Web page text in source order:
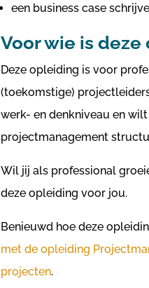
een business case
Voor wie is
Deze opleiding is voor
(toekomstige)
werk- en denkniveau en
projectmanagement
Wil jij als professional
deze opleiding voor jou.
Benieuwd hoe deze
met de opleiding
projecten.